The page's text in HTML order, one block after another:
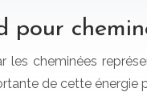
pour
les cheminées
de cette